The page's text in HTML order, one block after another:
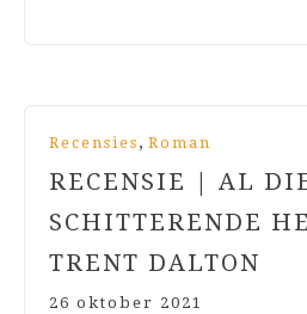
Recensies , Roman
RECENSIE | AL
SCHITTERENDE
TRENT DALTON
26 oktober 2021